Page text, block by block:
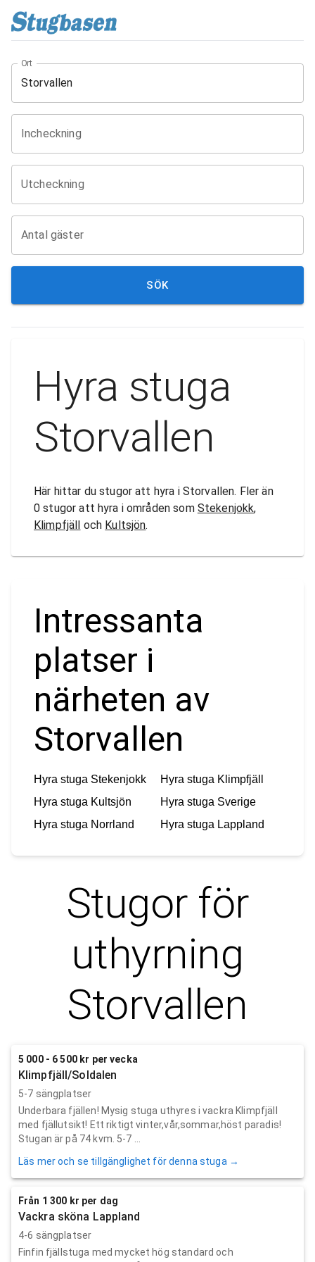
Ort
Incheckning
Utcheckning
Antal gäster
SÖK
Hyra stuga
Storvallen
Här hittar du stugor att hyra i Storvallen. Fler än
0 stugor att hyra i områden som Stekenjokk,
Klimpfjäll och Kultsjön.
Intressanta
platser i
närheten av
Storvallen
Hyra stuga Stekenjokk Hyra stuga Klimpfjäll
Hyra stuga Kultsjön Hyra stuga Sverige
Hyra stuga Norrland Hyra stuga Lappland
Stugor för
uthyrning
Storvallen
5 000 - 6 500 kr per vecka
Klimpfjäll/Soldalen
5-7 sängplatser
Underbara fjällen! Mysig stuga uthyres i vackra Klimpfjäll
med fjällutsikt! Ett riktigt vinter,vår,sommar,höst paradis!
Stugan är på 74 kvm. 5-7 ...
Läs mer och se tillgänglighet för denna stuga →
Från 1 300 kr per dag
Vackra sköna Lappland
4-6 sängplatser
Finfin fjällstuga med mycket hög standard och